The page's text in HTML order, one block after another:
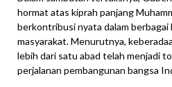
hormat atas kiprah panjang
berkontribusi nyata dalam berbagai
masyarakat. Menurutnya,
lebih dari satu abad telah menjadi
perjalanan pembangunan bangsa